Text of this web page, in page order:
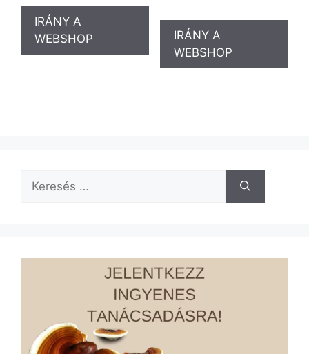
IRÁNY A
WEBSHOP
IRÁNY A
WEBSHOP
Keresés: